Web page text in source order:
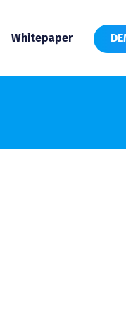
Whitepaper